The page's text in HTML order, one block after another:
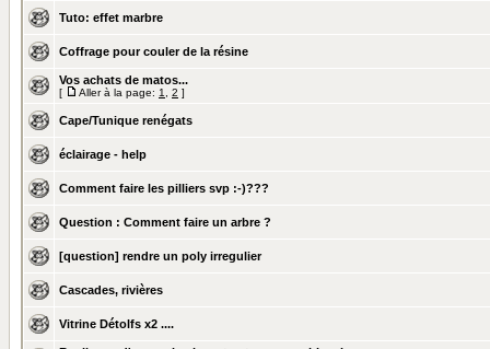
Tuto: effet marbre
Coffrage pour couler de la résine
Vos achats de matos...
[ Aller à la page: 1 2 ]
Cape/Tunique renégats
éclairage - help
Comment faire les pilliers svp :-)???
Question : Comment faire un arbre ?
[question] rendre un poly irregulier
Cascades, rivières
Vitrine Détolfs x2 ....